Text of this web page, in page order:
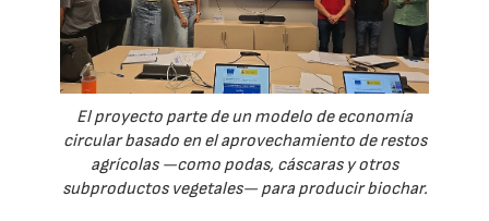
El proyecto parte de un modelo de economía
circular basado en el aprovechamiento de restos
agrícolas —como podas, cáscaras y otros
subproductos vegetales— para producir biochar.